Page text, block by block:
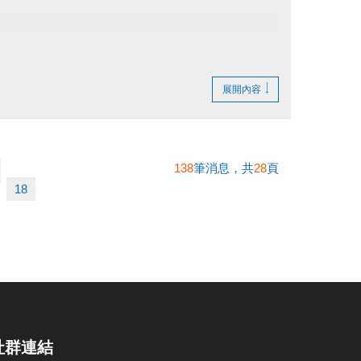
展開內容
18
138筆消息，共28頁
群連結